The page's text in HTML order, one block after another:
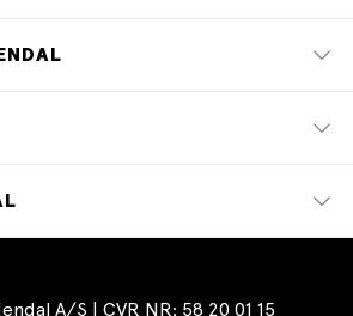
A/S | CVR NR: 58 20 01 15